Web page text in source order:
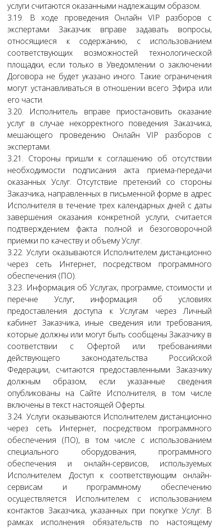
услуги считаются оказанными надлежащим образом.
3.19. В ходе проведения Онлайн VIP разборов с
экспертами Заказчик вправе задавать вопросы,
относящиеся к содержанию, с использованием
соответствующих возможностей технологической
площадки, если только в Уведомлении о заключении
Договора не будет указано иного. Такие ограничения
могут устанавливаться в отношении всего Эфира или
его части.
3.20. Исполнитель вправе приостановить оказание
услуг в случае некорректного поведения Заказчика,
мешающего проведению Онлайн VIP разборов с
экспертами.
3.21. Стороны пришли к соглашению об отсутствии
необходимости подписания акта приема-передачи
оказанных Услуг. Отсутствие претензий со стороны
Заказчика, направленных в письменной форме в адрес
Исполнителя в течение трех календарных дней с даты
завершения оказания конкретной услуги, считается
подтверждением факта полной и безоговорочной
приемки по качеству и объему Услуг.
3.22. Услуги оказываются Исполнителем дистанционно
через сеть Интернет, посредством программного
обеспечения (ПО).
3.23. Информация об Услугах, программе, стоимости и
перечне Услуг, информация об условиях
предоставления доступа к Услугам через Личный
кабинет Заказчика, иные сведения или требования,
которые должны или могут быть сообщены Заказчику в
соответствии с Офертой или требованиями
действующего законодательства Российской
Федерации, считаются предоставленными Заказчику
должным образом, если указанные сведения
опубликованы на Сайте Исполнителя, в том числе
включены в текст настоящей Оферты.
3.24. Услуги оказываются Исполнителем дистанционно
через сеть Интернет, посредством программного
обеспечения (ПО), в том числе с использованием
специального оборудования, программного
обеспечения и онлайн-сервисов, используемых
Исполнителем. Доступ к соответствующим онлайн-
сервисам и программному обеспечению
осуществляется Исполнителем с использованием
контактов Заказчика, указанных при покупке Услуг. В
рамках исполнения обязательств по настоящему